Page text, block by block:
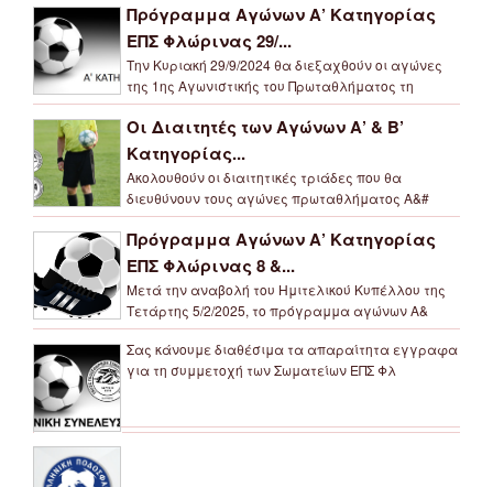
Πρόγραμμα Αγώνων Α’ Κατηγορίας
ΕΠΣ Φλώρινας 29/...
Την Κυριακή 29/9/2024 θα διεξαχθούν οι αγώνες
της 1ης Αγωνιστικής του Πρωταθλήματος τη
Οι Διαιτητές των Αγώνων Α’ & Β’
Κατηγορίας...
Ακολουθούν οι διαιτητικές τριάδες που θα
διευθύνουν τους αγώνες πρωταθλήματος Α&#
Πρόγραμμα Αγώνων Α’ Κατηγορίας
ΕΠΣ Φλώρινας 8 &...
Μετά την αναβολή του Ημιτελικού Κυπέλλου της
Τετάρτης 5/2/2025, το πρόγραμμα αγώνων Α&
Σας κάνουμε διαθέσιμα τα απαραίτητα εγγραφα
για τη συμμετοχή των Σωματείων ΕΠΣ Φλ